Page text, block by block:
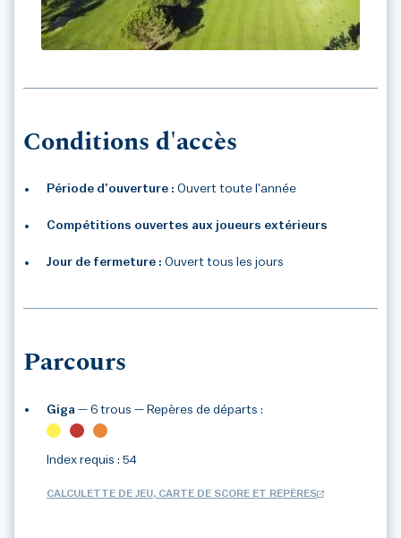
Conditions d'accès
Période d’ouverture : Ouvert toute l'année
Compétitions ouvertes aux joueurs extérieurs
Jour de fermeture : Ouvert tous les jours
Parcours
Giga — 6 trous — Repères de départs :
Index requis : 54
CALCULETTE DE JEU, CARTE DE SCORE ET REPÈRES